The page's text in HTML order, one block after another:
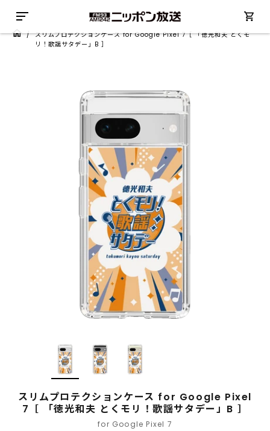
/スリムプロテクションケース for Google Pixel 7［ 「徳光和夫 とくモ
リ！歌謡サタデー」B ］
スリムプロテクションケース for Google Pixel
7［ 「徳光和夫 とくモリ！歌謡サタデー」B ］
for Google Pixel 7